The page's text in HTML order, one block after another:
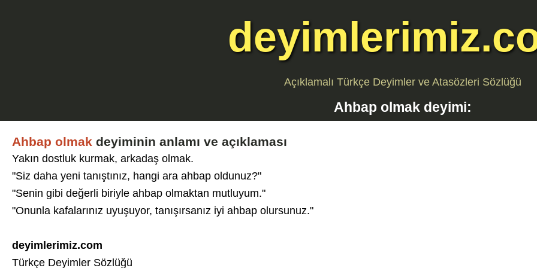
Açıklamalı Türkçe Deyimler ve Atasözleri Sözlüğü
Ahbap olmak deyimi:
Ahbap olmak deyiminin anlamı ve açıklaması
Yakın dostluk kurmak, arkadaş olmak.
"Siz daha yeni tanıştınız, hangi ara ahbap oldunuz?"
"Senin gibi değerli biriyle ahbap olmaktan mutluyum."
"Onunla kafalarınız uyuşuyor, tanışırsanız iyi ahbap olursunuz."
deyimlerimiz.com
Türkçe Deyimler Sözlüğü